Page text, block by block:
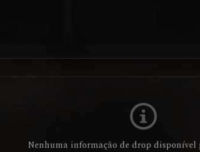
Nenhuma informação de drop disponível